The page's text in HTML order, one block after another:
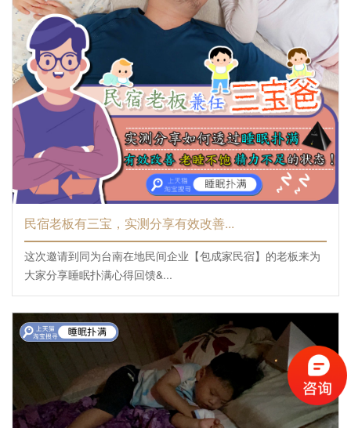
民宿老板有三宝，实测分享有效改善...
这次邀请到同为台南在地民间企业【包成家民宿】的老板来为
大家分享睡眠扑满心得回馈&...